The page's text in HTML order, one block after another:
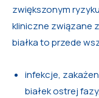
zwiększonym
kliniczne związane
białka to przede
infekcje,
białek ostrej fazy,